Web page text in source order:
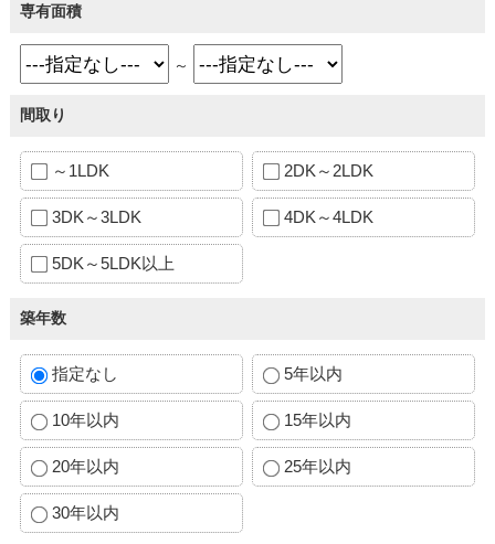
専有面積
～
間取り
～1LDK 2DK～2LDK
3DK～3LDK 4DK～4LDK
5DK～5LDK以上
築年数
指定なし 5年以内
10年以内 15年以内
20年以内 25年以内
30年以内